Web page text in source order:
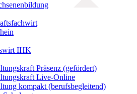
IHK
Präsenz (gefördert)
Live-Online
kompakt (berufsbegleitend)